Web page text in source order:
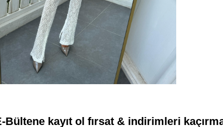
Bültene kayıt ol fırsat & indirimleri